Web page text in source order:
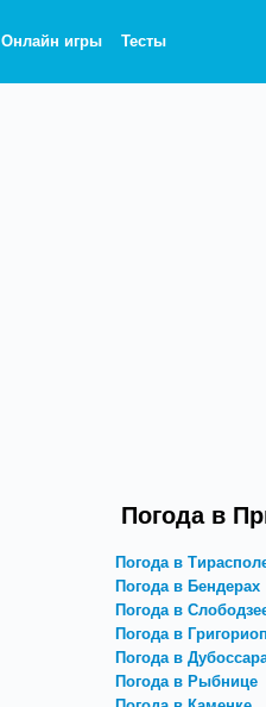
Онлайн игры Тесты
Погода в
Погода в
Погода в Бендерах
Погода в
Погода в
Погода в
Погода в Рыбнице